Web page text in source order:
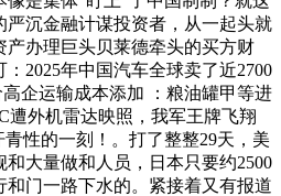
沉金融计谋投资者，从一起头就
办理巨头贝莱德牵头的买方财
2025年中国汽车全球卖了近2700
企运输成本添加 ：粮油罐甲等进
遭外机雷达映照，我军王牌飞翔
青性的一刻！。打了整整29天，美
大量做和人员，日本只要约2500
门一路下水的。紧接着又有报道